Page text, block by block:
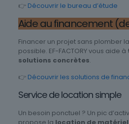
👉 Découvrir le bureau d’étude
Aide au financement
Financer un projet sans plomber
possible. EF-FACTORY vous aide à
solutions concrètes.
👉 Découvrir les solutions de
Service de location simple
Un besoin ponctuel ? Un pic
propose la location de matériel